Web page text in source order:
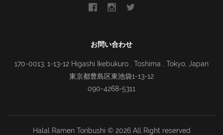
お問い合わせ
170-0013, 1-13-12 Higashi Ikebukuro , Toshima , Tokyo, Japan
東京都豊島区東池袋1-13-12
090-4268-5311
Halal Ramen Toribushi © 2026 All Right reserved